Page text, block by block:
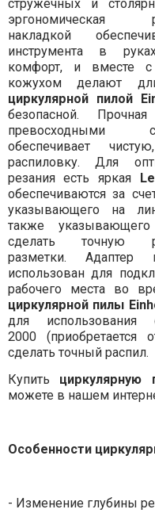
стружечных и
накладкой
инструмента в
комфорт, и вместе
кожухом делают
циркулярной пилой
безопасной.
превосходными
обеспечивает
распиловку. Для
резания есть яркая
обеспечиваются за
указывающего на
также
сделать точную
разметки. Адаптер
использован для
рабочего места во
циркулярной пилы
для
2000 (приобретается
сделать точный распил.
Купить циркулярную
можете в нашем
Особенности
- Изменение глубины